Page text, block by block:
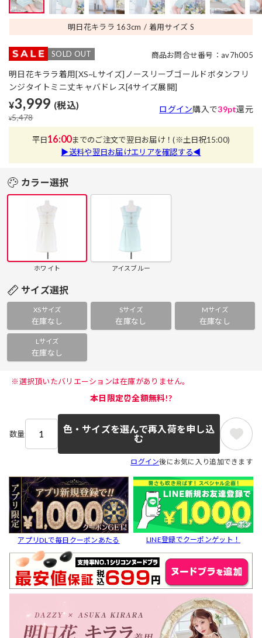
明日花キララ 163cm 着用サイズ S
SOLD OUT 商品お問合せ番号：av7h005
明日花キララ着用[XS~Lサイズ]ノースリーブゴールドボタンフリ
ンジタイトミニ丈キャバドレス[4サイズ展開]
¥3,999 (税込)
¥5,478
ログイン購入で39pt還元
平日16:00までのご注文で翌日お届け！(※土日祝15:00)
▶送料や翌日お届けエリアを確認する◀
カラー選択
ホワイト アイスブルー
サイズ選択
XSサイズ
在庫なし
Sサイズ
在庫なし
Mサイズ
在庫なし
Lサイズ
在庫なし
※選択頂いたバリエーションは在庫がありません。
本日限定⏰全額無料!?
数量
色・サイズを選んで再入荷を申し込
む
ログイン後にお気に入り追加できます
アプリDLで毎日クーポンあたる LINE登録でクーポンゲット！